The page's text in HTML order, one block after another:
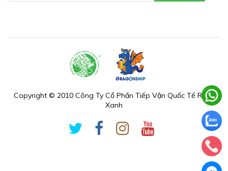
Copyright © 2010 Công Ty Cổ Phần Tiếp Vận Quốc Tế Rồng
Xanh